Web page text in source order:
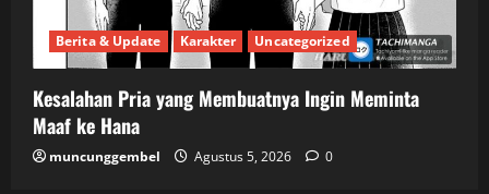
Berita & Update Karakter Uncategorized
Kesalahan Pria yang Membuatnya Ingin Meminta
Maaf ke Hana
muncunggembel Agustus 5, 2026 0